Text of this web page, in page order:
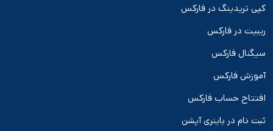
کپی تریدینگ در فارکس
ریبیت در فارکس
سیگنال فارکس
آموزش فارکس
افتتاح حساب فارکس
ثبت نام در باینری آپشن